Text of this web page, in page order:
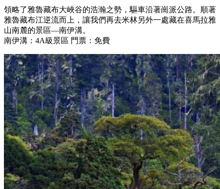
領略了雅魯藏布大峽谷的浩瀚之勢，驅車沿著崗派公路。順著
雅魯藏布江逆流而上，讓我們再去米林另外一處藏在喜馬拉雅
山南麓的景區—南伊溝。
南伊溝：4A級景區 門票：免費